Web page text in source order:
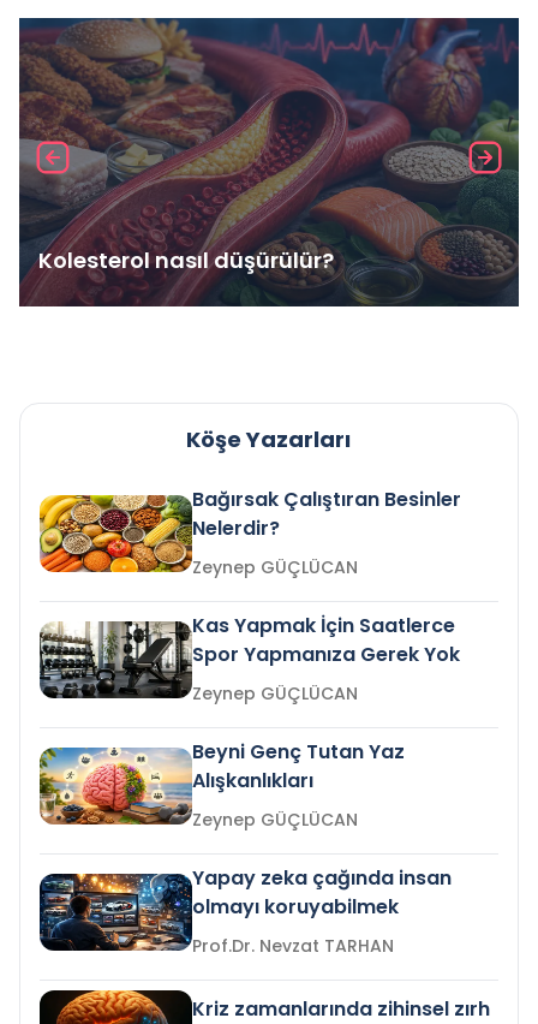
Kolesterol nasıl düşürülür?
Köşe Yazarları
Bağırsak Çalıştıran Besinler
Nelerdir?
Zeynep GÜÇLÜCAN
Kas Yapmak İçin Saatlerce
Spor Yapmanıza Gerek Yok
Zeynep GÜÇLÜCAN
Beyni Genç Tutan Yaz
Alışkanlıkları
Zeynep GÜÇLÜCAN
Yapay zeka çağında insan
olmayı koruyabilmek
Prof.Dr. Nevzat TARHAN
Kriz zamanlarında zihinsel zırh